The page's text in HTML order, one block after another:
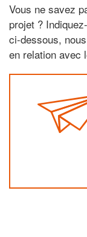
Vous ne savez
projet ?
ci-dessous,
en relation avec